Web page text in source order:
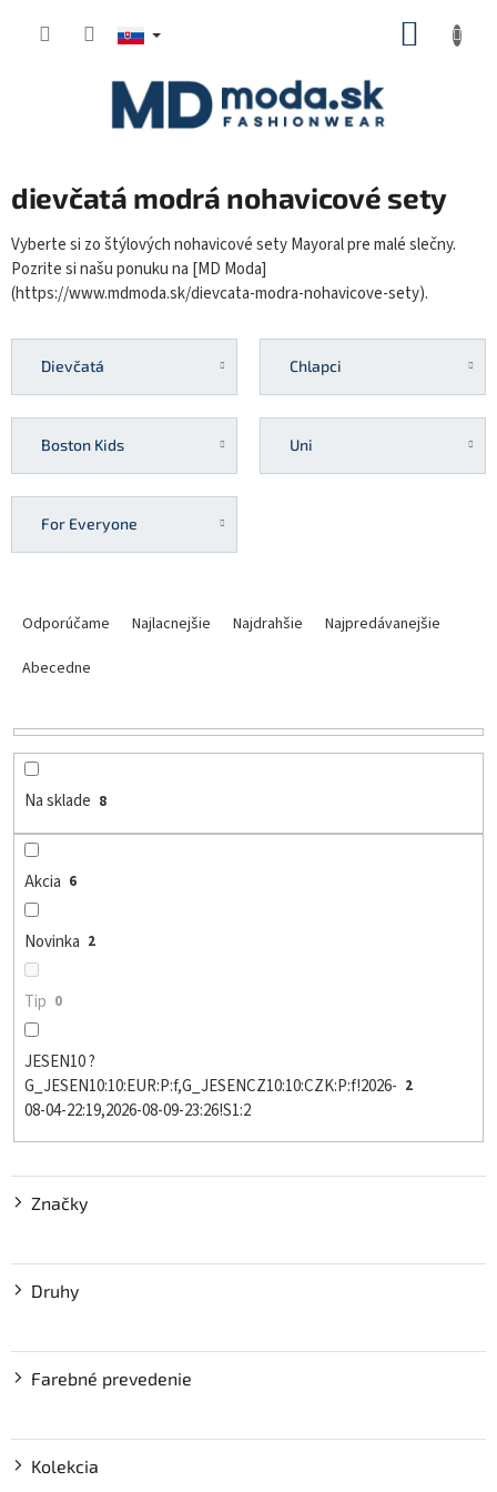
dievčatá modrá nohavicové sety
Vyberte si zo štýlových nohavicové sety Mayoral pre malé slečny.
Pozrite si našu ponuku na [MD Moda]
(https://www.mdmoda.sk/dievcata-modra-nohavicove-sety).
Dievčatá Chlapci
Boston Kids Uni
For Everyone
e
d
Odporúčame Najlacnejšie Najdrahšie
Najpredávanejšie
Abecedne
Na sklade 8
Akcia 6
Novinka 2
Tip 0
JESEN10 ?
G_JESEN10:10:EUR:P:f,G_JESENCZ10:10:CZK:P:f!2026-
08-04-22:19,2026-08-09-23:26!S1:2
2
Značky
Druhy
Farebné prevedenie
Kolekcia